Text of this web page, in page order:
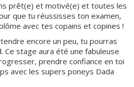
prêt(e) et motivé(e) et toutes les
que tu réussisses ton examen,
avec tes copains et copines !
encore un peu, tu pourras
Ce stage aura été une fabuleuse
prendre confiance en toi
avec les supers poneys Dada